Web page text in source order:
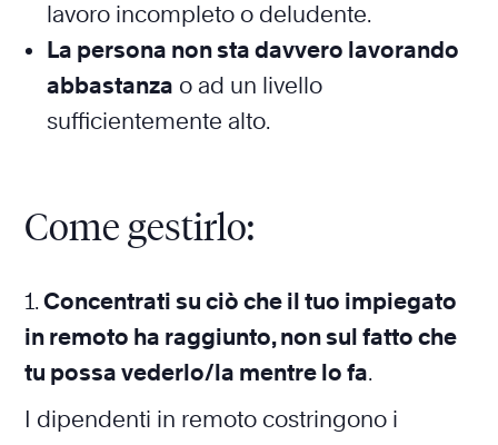
lavoro incompleto o deludente.
La persona non sta davvero lavorando
abbastanza o ad un livello
sufficientemente alto.
Come gestirlo:
1. Concentrati su ciò che il tuo impiegato
in remoto ha raggiunto, non sul fatto che
tu possa vederlo/la mentre lo fa.
I dipendenti in remoto costringono i